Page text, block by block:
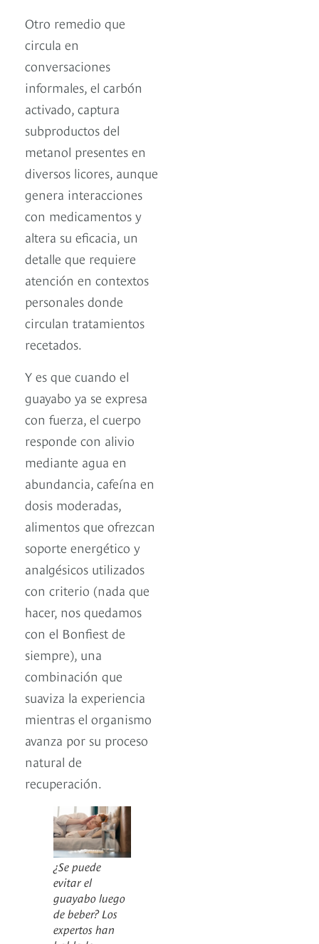
Otro remedio que
circula en
conversaciones
informales, el carbón
activado, captura
subproductos del
metanol presentes en
diversos licores, aunque
genera interacciones
con medicamentos y
altera su eficacia, un
detalle que requiere
atención en contextos
personales donde
circulan tratamientos
recetados.
Y es que cuando el
guayabo ya se expresa
con fuerza, el cuerpo
responde con alivio
mediante agua en
abundancia, cafeína en
dosis moderadas,
alimentos que ofrezcan
soporte energético y
analgésicos utilizados
con criterio (nada que
hacer, nos quedamos
con el Bonfiest de
siempre), una
combinación que
suaviza la experiencia
mientras el organismo
avanza por su proceso
natural de
recuperación.
¿Se puede
evitar el
guayabo luego
de beber? Los
expertos han